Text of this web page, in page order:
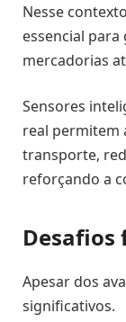
Nesse
essencial
mercadorias
Sensores
real permitem
transporte,
reforçando a
Desafios
Apesar dos
significativos.